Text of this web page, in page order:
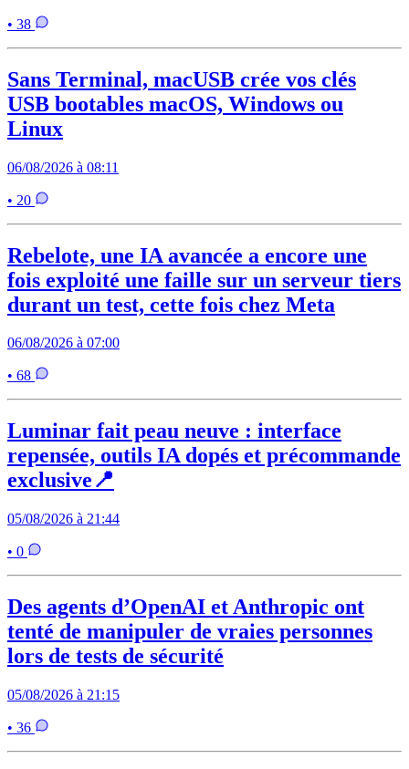
• 38
Sans Terminal, macUSB crée vos clés
USB bootables macOS, Windows ou
Linux
06/08/2026 à 08:11
• 20
Rebelote, une IA avancée a encore une
fois exploité une faille sur un serveur tiers
durant un test, cette fois chez Meta
06/08/2026 à 07:00
• 68
Luminar fait peau neuve : interface
repensée, outils IA dopés et précommande
exclusive📍
05/08/2026 à 21:44
• 0
Des agents d’OpenAI et Anthropic ont
tenté de manipuler de vraies personnes
lors de tests de sécurité
05/08/2026 à 21:15
• 36